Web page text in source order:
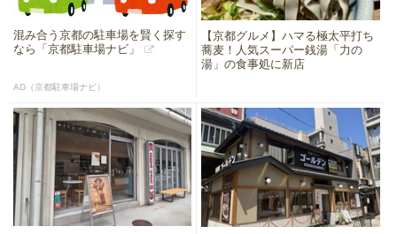
混み合う京都の駐車場を賢く探す
なら「京都駐車場ナビ」
AD（京都駐車場ナビ）
【京都グルメ】ハマる極太平打ち
蕎麦！人気スーパー銭湯「力の
湯」の食事処に新店